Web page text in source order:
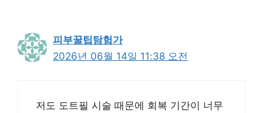
피부꿀팁탐험가
2026년 06월 14일 11:38 오전
저도 도트필 시술 때문에 회복 기간이 너무